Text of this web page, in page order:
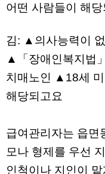
어떤 사람들이 해
김: ▲ 의사능력이
▲
「장애인복지법
치매노인 ▲18세
해당되고요
급여관리자는 읍면
모나 형제를 우선
인척이나 지인이